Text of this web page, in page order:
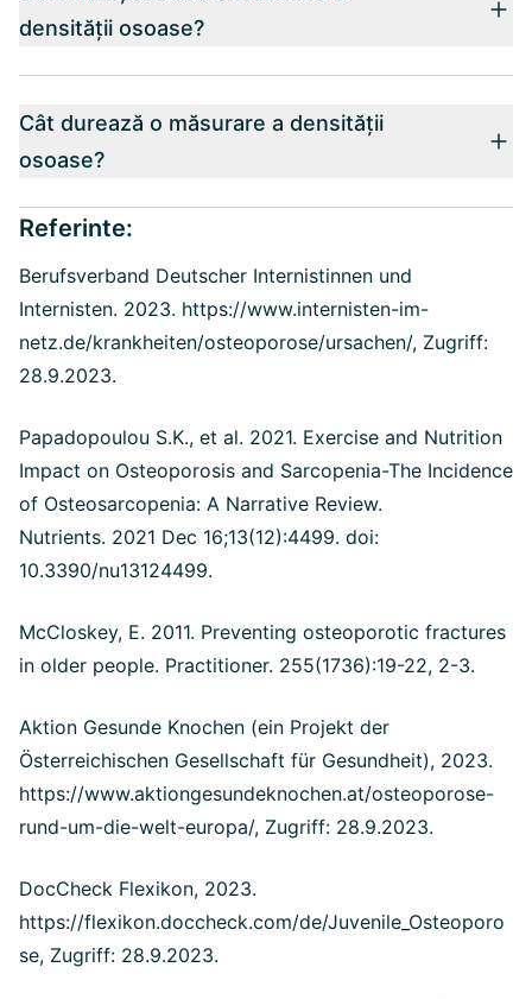
densității osoase?
Cât durează o măsurare a densității
osoase?
Referinte:
Berufsverband Deutscher Internistinnen und
Internisten. 2023. https://www.internisten-im-
netz.de/krankheiten/osteoporose/ursachen/, Zugriff:
28.9.2023.
Papadopoulou S.K., et al. 2021. Exercise and Nutrition
Impact on Osteoporosis and Sarcopenia-The Incidence
of Osteosarcopenia: A Narrative Review.
Nutrients. 2021 Dec 16;13(12):4499. doi:
10.3390/nu13124499.
McCloskey, E. 2011. Preventing osteoporotic fractures
in older people. Practitioner. 255(1736):19-22, 2-3.
Aktion Gesunde Knochen (ein Projekt der
Österreichischen Gesellschaft für Gesundheit), 2023.
https://www.aktiongesundeknochen.at/osteoporose-
rund-um-die-welt-europa/, Zugriff: 28.9.2023.
DocCheck Flexikon, 2023.
https://flexikon.doccheck.com/de/Juvenile_Osteoporo
se, Zugriff: 28.9.2023.